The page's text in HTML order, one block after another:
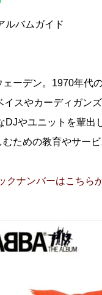
ルバムガイド
ーデン。1970年代
スやカーディガン
やユニットを輩出
ための教育やサービ
クナンバーはこちら